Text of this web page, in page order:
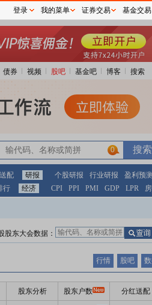
债券 视频 股吧 基金吧 博客 搜索
0
配 研报 个股研报 行业研报
盈利预测
行 经济 CPI PPI PMI GDP LPR
股东大会数据：
行情 股吧
股东分析 股东户数 分红送配
登录 我的菜单 证券交易 基金交易